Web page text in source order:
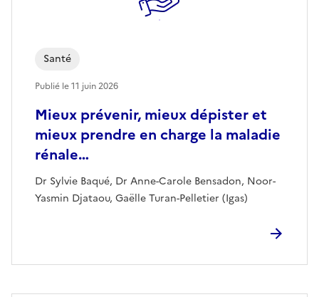
Mieux prévenir, mieux dépister et
mieux prendre en charge la maladie
rénale…
Dr Sylvie Baqué, Dr Anne-Carole Bensadon, Noor-
Yasmin Djataou, Gaëlle Turan-Pelletier (Igas)
Santé
Publié le11 juin 2026